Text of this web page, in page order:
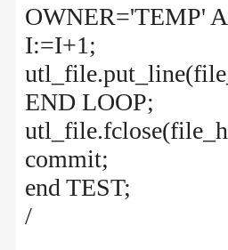
OWNER='TEMP'
I:=I+1;
END LOOP;
commit;
end TEST;
/